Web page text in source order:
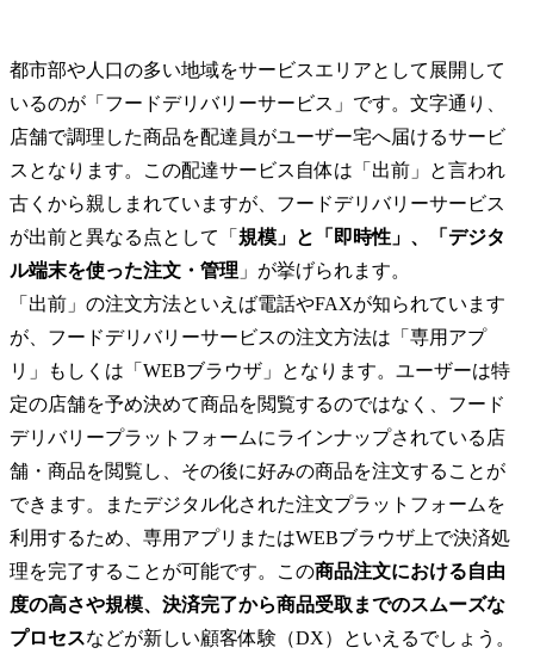
都市部や人口の多い地域をサービスエリアとして展開して
いるのが「フードデリバリーサービス」です。文字通り、
店舗で調理した商品を配達員がユーザー宅へ届けるサービ
スとなります。この配達サービス自体は「出前」と言われ
古くから親しまれていますが、フードデリバリーサービス
が出前と異なる点として「 規模」と「即時性」、「デジタ
ル端末を使った注文・管理 」が挙げられます。
「出前」の注文方法といえば電話やFAXが知られています
が、フードデリバリーサービスの注文方法は「専用アプ
リ」もしくは「WEBブラウザ」となります。ユーザーは特
定の店舗を予め決めて商品を閲覧するのではなく、フード
デリバリープラットフォームにラインナップされている店
舗・商品を閲覧し、その後に好みの商品を注文することが
できます。またデジタル化された注文プラットフォームを
利用するため、専用アプリまたはWEBブラウザ上で決済処
理を完了することが可能です。この商品注文における自由
度の高さや規模、決済完了から商品受取までのスムーズな
プロセスなどが新しい顧客体験（DX）といえるでしょう。